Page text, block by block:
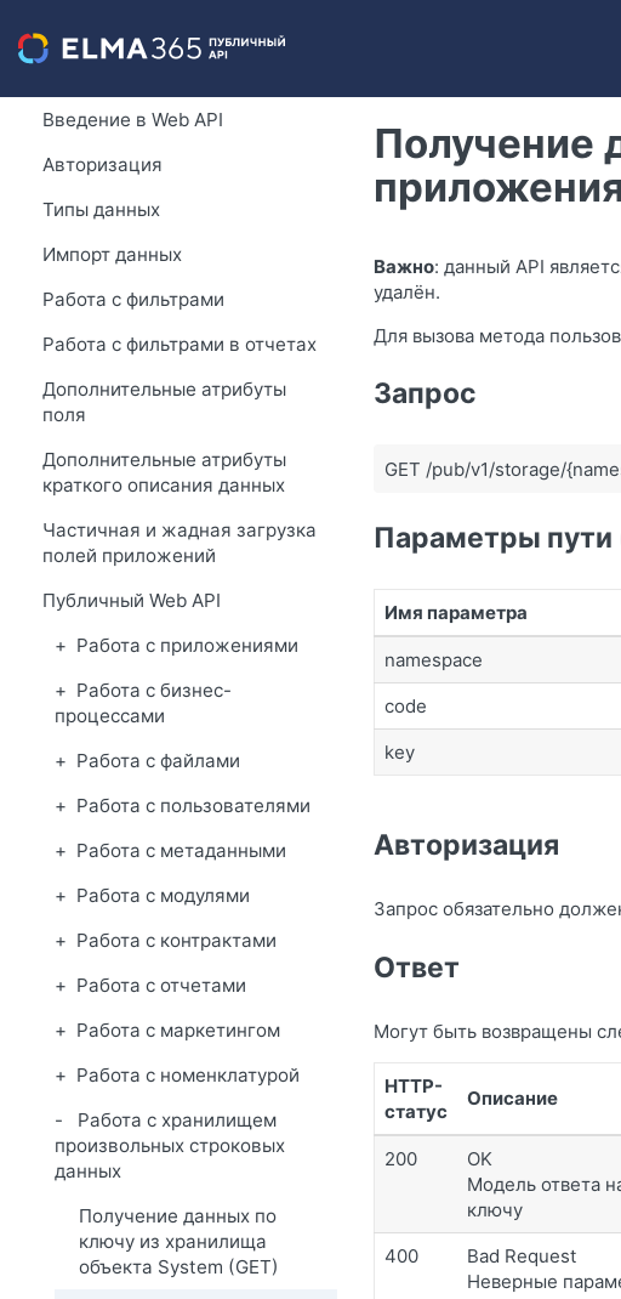
Введение в Web API
Авторизация
Типы данных
Импорт данных
Работа с фильтрами
Работа с фильтрами в отчетах
Дополнительные атрибуты
поля
Дополнительные атрибуты
краткого описания данных
Частичная и жадная загрузка
полей приложений
Публичный Web API
Работа с приложениями
Работа с бизнес-
процессами
Работа с файлами
Работа с пользователями
Работа с метаданными
Работа с модулями
Работа с контрактами
Работа с отчетами
Работа с маркетингом
Работа с номенклатурой
Работа с хранилищем
произвольных строковых
данных
Получение данных по
ключу из хранилища
объекта System (GET)
Получение
Важно: данный API
удалён.
Для вызова метода
Запрос
GET /pub/v1/storage/
Параметры пути
Имя параметра
namespace
code
key
Авторизация
Запрос обязательно
Ответ
Могут быть возвращены
HTTP-
статус
Описание
200
OK
Модель ответа
ключу
400
Bad Request
Неверные